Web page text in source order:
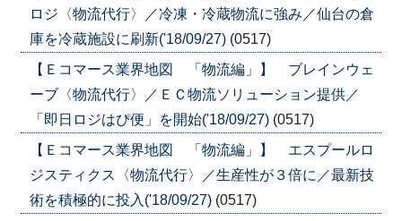
ロジ〈物流代行〉／冷凍・冷蔵物流に強み／仙台の倉
庫を冷蔵施設に刷新('18/09/27) (0517)
【Ｅコマース業界地図 「物流編」】 ブレインウェ
ーブ〈物流代行〉／ＥＣ物流ソリューション提供／
「即日ロジはぴ便」を開始('18/09/27) (0517)
【Ｅコマース業界地図 「物流編」】 エスプールロ
ジスティクス〈物流代行〉／生産性が３倍に／最新技
術を積極的に投入('18/09/27) (0517)